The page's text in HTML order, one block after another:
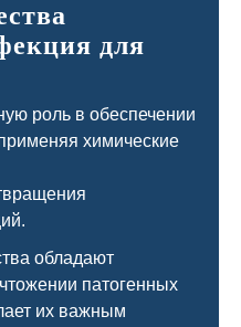
для
роль в обеспечении
химические
обладают
патогенных
их важным